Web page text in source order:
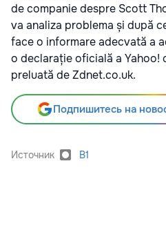
de companie despre Scott
va analiza problema și după
face o informare adecvată a
o declarație oficială a Yahoo!
preluată de Zdnet.co.uk.
Подпишитесь на
Источник B1